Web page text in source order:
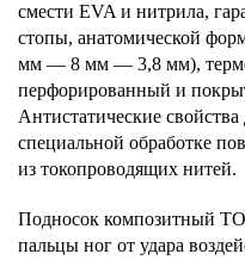
смести EVA и нитрила,
стопы, анатомической
мм — 8 мм — 3,8 мм),
перфорированный и
Антистатические
специальной обработке
из токопроводящих нитей.
Подносок композитный
пальцы ног от удара